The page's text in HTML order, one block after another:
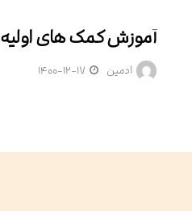
اخبار
آموزش کمک های اولیه
ادمین ۱۴۰۰-۱۲-۱۷